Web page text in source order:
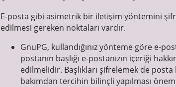
E-posta gibi asimetrik bir iletişim yöntemini
edilmesi gereken noktaları vardır.
GnuPG, kullandığınız yönteme göre e-
postanın başlığı e-postanızın içeriği
edilmelidir. Başlıkları şifrelemek de
bakımdan tercihin bilinçli yapılması